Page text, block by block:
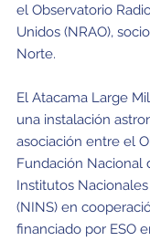
el Observatorio
Unidos (NRAO),
Norte.
El Atacama Large
una instalación
asociación entre el
Fundación Nacional
Institutos
(NINS) en
financiado por ESO